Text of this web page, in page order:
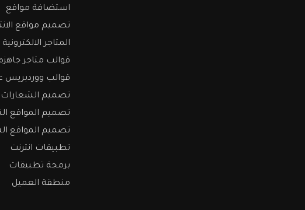
استضافة مواقع
تصميم مواقع
المتاجر الالكترونية
قوالب متاجر جاهزه
قوالب ووردبريس
تصميم الشعارات
تصميم المواقع
تصميم المواقع
تطبيقات انترنت
برمجة تطبيقات
منطقة العميل